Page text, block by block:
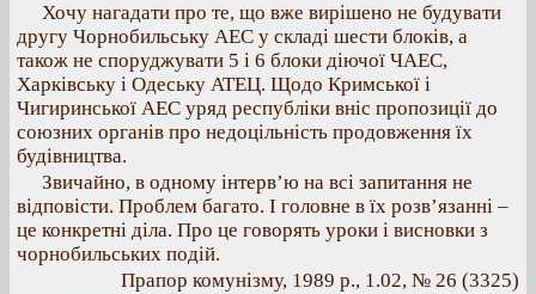
Хочу нагадати про те, що вже вирішено не будувати
другу Чорнобильську АЕС у складі шести блоків, а
також не споруджувати 5 і 6 блоки діючої ЧАЕС,
Харківську і Одеську АТЕЦ. Щодо Кримської і
Чигиринської АЕС уряд республіки вніс пропозиції до
союзних органів про недоцільність продовження їх
будівництва.
Звичайно, в одному інтерв’ю на всі запитання не
відповісти. Проблем багато. І головне в їх розв’язанні –
це конкретні діла. Про це говорять уроки і висновки з
чорнобильських подій.
Прапор комунізму, 1989 р., 1.02, № 26 (3325)